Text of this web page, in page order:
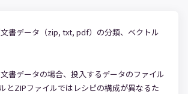
書データ（zip, txt, pdf）の分類、ベクトル
書データの場合、投入するデータのファイル
とZIPファイルではレシピの構成が異なるた